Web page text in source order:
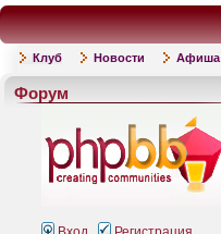
Клуб Новости Афиша
Форум